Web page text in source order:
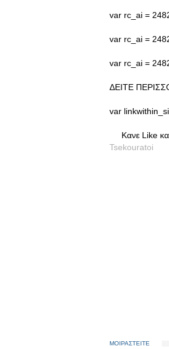
var rc_ai =
var rc_ai =
var rc_ai =
ΔΕΙΤΕ
var
Κανε Like
Tsekouratoi
ΜΟΙΡΑΣΤΕΙΤΕ